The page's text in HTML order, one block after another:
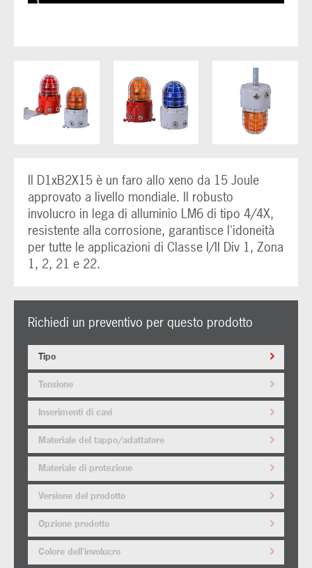
Il D1xB2X15 è un faro allo xeno da 15 Joule
approvato a livello mondiale. Il robusto
involucro in lega di alluminio LM6 di tipo 4/4X,
resistente alla corrosione, garantisce l'idoneità
per tutte le applicazioni di Classe I/II Div 1, Zona
1, 2, 21 e 22.
Richiedi un preventivo per questo prodotto
Tipo
Tensione
Inserimenti di cavi
Materiale del tappo/adattatore
Materiale di protezione
Versione del prodotto
Opzione prodotto
Colore dell'involucro